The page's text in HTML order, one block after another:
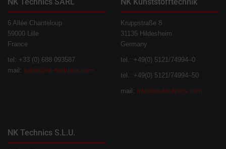
6 Allée Chanteloup
59000 Lille
France
tel: +33 (0) 688 093587
mail: sales@nk-technics.com
Kruppstraße 8
31135 Hildesheim
Germany
tel.: +49(0) 5121/74994–0
tel.: +49(0) 5121/74994–50
mail: info@nk-technics.com
NK Technics S.L.U.